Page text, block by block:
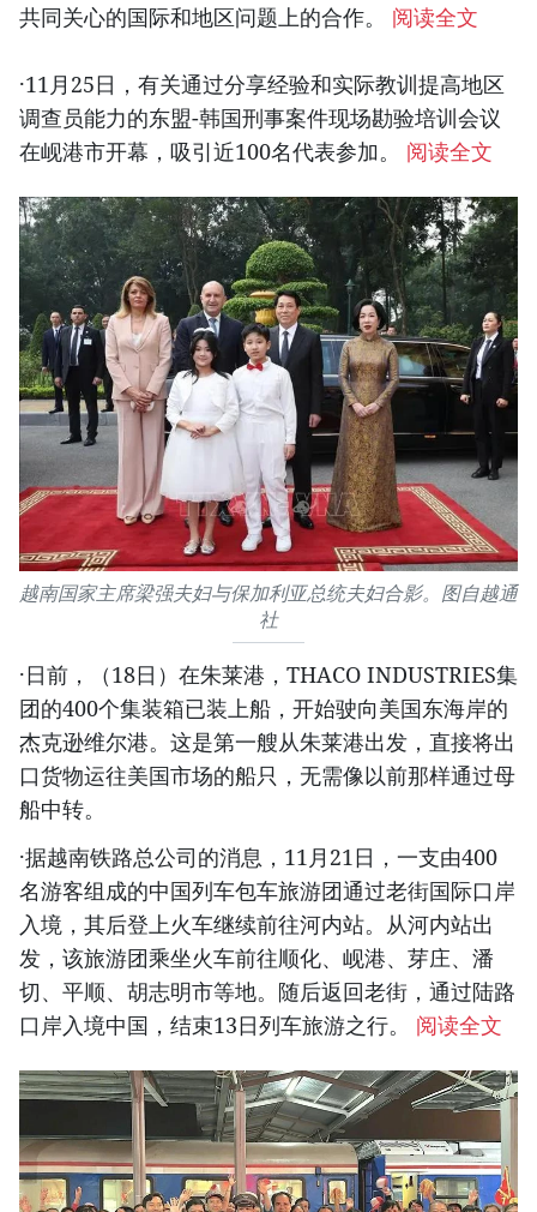
共同关心的国际和地区问题上的合作。 阅读全文
·11月25日，有关通过分享经验和实际教训提高地区
调查员能力的东盟-韩国刑事案件现场勘验培训会议
在岘港市开幕，吸引近100名代表参加。 阅读全文
越南国家主席梁强夫妇与保加利亚总统夫妇合影。图自越通
社
·日前，（18日）在朱莱港，THACO INDUSTRIES集
团的400个集装箱已装上船，开始驶向美国东海岸的
杰克逊维尔港。这是第一艘从朱莱港出发，直接将出
口货物运往美国市场的船只，无需像以前那样通过母
船中转。
·据越南铁路总公司的消息，11月21日，一支由400
名游客组成的中国列车包车旅游团通过老街国际口岸
入境，其后登上火车继续前往河内站。从河内站出
发，该旅游团乘坐火车前往顺化、岘港、芽庄、潘
切、平顺、胡志明市等地。随后返回老街，通过陆路
口岸入境中国，结束13日列车旅游之行。 阅读全文